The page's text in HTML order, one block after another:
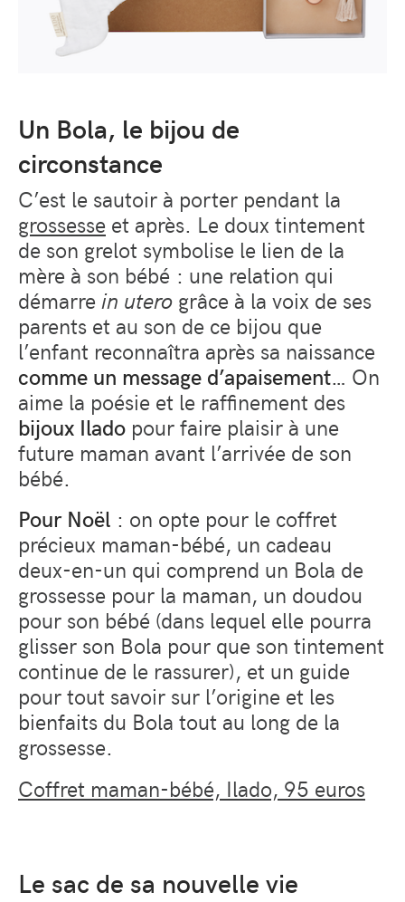
Un Bola, le bijou de
circonstance
C’est le sautoir à porter pendant la
grossesse et après. Le doux tintement
de son grelot symbolise le lien de la
mère à son bébé : une relation qui
démarre in utero grâce à la voix de ses
parents et au son de ce bijou que
l’enfant reconnaîtra après sa naissance
comme un message d’apaisement… On
aime la poésie et le raffinement des
bijoux Ilado pour faire plaisir à une
future maman avant l’arrivée de son
bébé.
Pour Noël : on opte pour le coffret
précieux maman-bébé, un cadeau
deux-en-un qui comprend un Bola de
grossesse pour la maman, un doudou
pour son bébé (dans lequel elle pourra
glisser son Bola pour que son tintement
continue de le rassurer), et un guide
pour tout savoir sur l’origine et les
bienfaits du Bola tout au long de la
grossesse.
Coffret maman-bébé, Ilado, 95 euros
Le sac de sa nouvelle vie